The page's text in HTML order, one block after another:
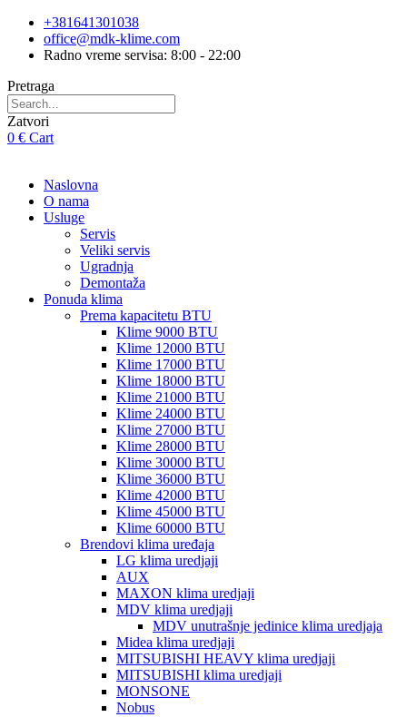
Skip
content
+381641301038
office@mdk-klime.com
Radno vreme servisa: 8:00 - 22:00
Pretraga
Zatvori
0 € Cart
Naslovna
O nama
Usluge
Servis
Veliki servis
Ugradnja
Demontaža
Ponuda klima
Prema kapacitetu BTU
Klime 9000 BTU
Klime 12000 BTU
Klime 17000 BTU
Klime 18000 BTU
Klime 21000 BTU
Klime 24000 BTU
Klime 27000 BTU
Klime 28000 BTU
Klime 30000 BTU
Klime 36000 BTU
Klime 42000 BTU
Klime 45000 BTU
Klime 60000 BTU
Brendovi klima uređaja
LG klima uredjaji
AUX
MAXON klima uredjaji
MDV klima uredjaji
MDV unutrašnje jedinice klima uredjaja
Midea klima uredjaji
MITSUBISHI HEAVY klima uredjaji
MITSUBISHI klima uredjaji
MONSONE
Nobus